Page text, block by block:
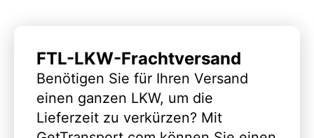
FTL-LKW-Frachtversand
Benötigen Sie für Ihren Versand
einen ganzen LKW, um die
Lieferzeit zu verkürzen? Mit